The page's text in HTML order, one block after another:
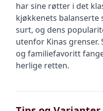
har sine røtter i det
kjøkkenets balanserte
surt, og dens
utenfor Kinas grenser.
og familiefavoritt
herlige retten.